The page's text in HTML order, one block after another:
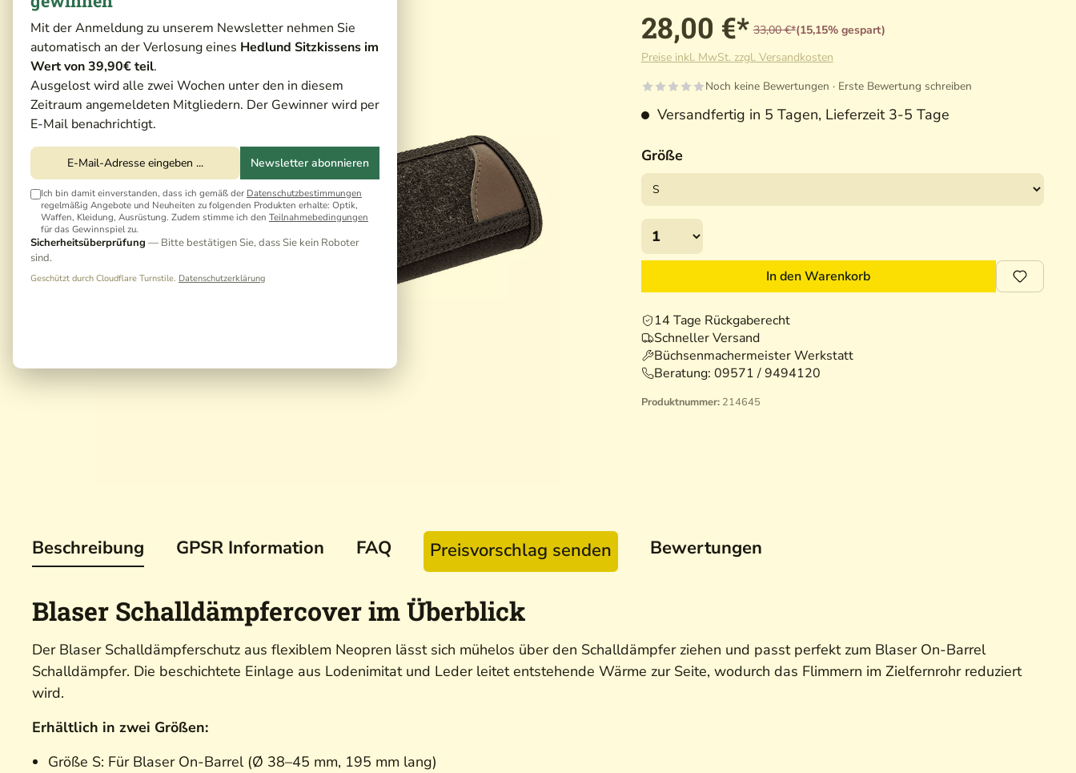
Mit der Anmeldung zu unserem Newsletter nehmen Sie
automatisch an der Verlosung eines Hedlund Sitzkissens im
Wert von 39,90€ teil.
Ausgelost wird alle zwei Wochen unter den in diesem
Zeitraum angemeldeten Mitgliedern. Der Gewinner wird per
E-Mail benachrichtigt.
Newsletter abonnieren
Ich bin damit einverstanden, dass ich gemäß der Datenschutzbestimmungen
regelmäßig Angebote und Neuheiten zu folgenden Produkten erhalte: Optik,
Waffen, Kleidung, Ausrüstung. Zudem stimme ich den Teilnahmebedingungen
für das Gewinnspiel zu.
Sicherheitsüberprüfung — Bitte bestätigen Sie, dass Sie kein Roboter
sind.
Geschützt durch Cloudflare Turnstile. Datenschutzerklärung
28,00 €* 33,00 €*(15,15% gespart)
Preise inkl. MwSt. zzgl. Versandkosten
Noch keine Bewertungen · Erste Bewertung schreiben
Versandfertig in 5 Tagen, Lieferzeit 3-5 Tage
Größe
In den Warenkorb
14 Tage Rückgaberecht
Schneller Versand
Büchsenmachermeister Werkstatt
Beratung: 09571 / 9494120
Produktnummer: 214645
Beschreibung GPSR Information FAQ Preisvorschlag senden Bewertungen
Blaser Schalldämpfercover im Überblick
Der Blaser Schalldämpferschutz aus flexiblem Neopren lässt sich mühelos über den Schalldämpfer ziehen und passt perfekt zum Blaser On-Barrel
Schalldämpfer. Die beschichtete Einlage aus Lodenimitat und Leder leitet entstehende Wärme zur Seite, wodurch das Flimmern im Zielfernrohr reduziert
wird.
Erhältlich in zwei Größen:
Größe S: Für Blaser On-Barrel (Ø 38–45 mm, 195 mm lang)